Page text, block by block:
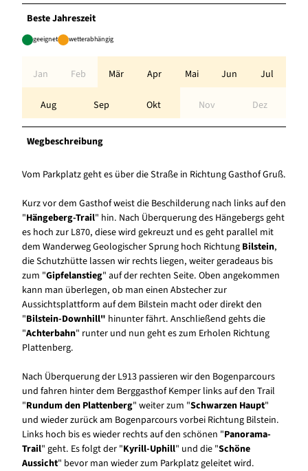
Beste Jahreszeit
geeignet wetterabhängig
Jan Feb Mär Apr Mai Jun Jul
Aug Sep Okt Nov Dez
Wegbeschreibung
Vom Parkplatz geht es über die Straße in Richtung Gasthof Gruß.
Kurz vor dem Gasthof weist die Beschilderung nach links auf den
"Hängeberg-Trail" hin. Nach Überquerung des Hängebergs geht
es hoch zur L870, diese wird gekreuzt und es geht parallel mit
dem Wanderweg Geologischer Sprung hoch Richtung Bilstein,
die Schutzhütte lassen wir rechts liegen, weiter geradeaus bis
zum "Gipfelanstieg" auf der rechten Seite. Oben angekommen
kann man überlegen, ob man einen Abstecher zur
Aussichtsplattform auf dem Bilstein macht oder direkt den
"Bilstein-Downhill" hinunter fährt. Anschließend gehts die
"Achterbahn" runter und nun geht es zum Erholen Richtung
Plattenberg.
Nach Überquerung der L913 passieren wir den Bogenparcours
und fahren hinter dem Berggasthof Kemper links auf den Trail
"Rundum den Plattenberg" weiter zum "Schwarzen Haupt"
und wieder zurück am Bogenparcours vorbei Richtung Bilstein.
Links hoch bis es wieder rechts auf den schönen "Panorama-
Trail" geht. Es folgt der "Kyrill-Uphill" und die "Schöne
Aussicht" bevor man wieder zum Parkplatz geleitet wird.